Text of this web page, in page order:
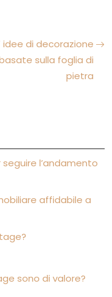
idee di decorazione
sulla foglia di
pietra
l’andamento
affidabile a
sono di valore?